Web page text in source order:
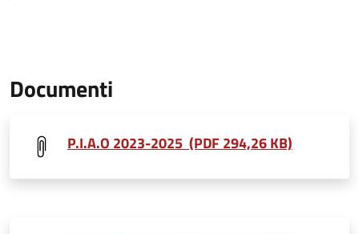
Documenti
P.I.A.O 2023-2025 (PDF 294,26 KB)